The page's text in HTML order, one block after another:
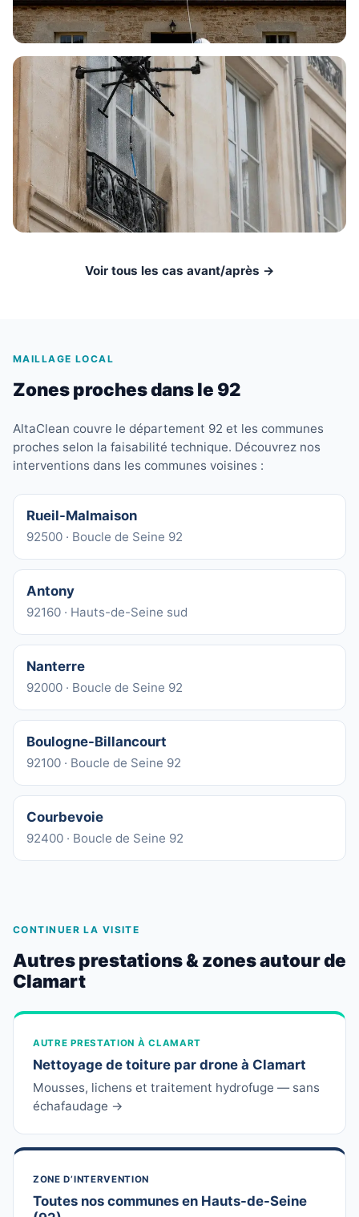
Voir tous les cas avant/après →
MAILLAGE LOCAL
Zones proches dans le 92
AltaClean couvre le département 92 et les communes
proches selon la faisabilité technique. Découvrez nos
interventions dans les communes voisines :
Rueil-Malmaison
92500 · Boucle de Seine 92
Antony
92160 · Hauts-de-Seine sud
Nanterre
92000 · Boucle de Seine 92
Boulogne-Billancourt
92100 · Boucle de Seine 92
Courbevoie
92400 · Boucle de Seine 92
CONTINUER LA VISITE
Autres prestations & zones autour de
Clamart
AUTRE PRESTATION À CLAMART
Nettoyage de toiture par drone à Clamart
Mousses, lichens et traitement hydrofuge — sans
échafaudage →
ZONE D’INTERVENTION
Toutes nos communes en Hauts-de-Seine